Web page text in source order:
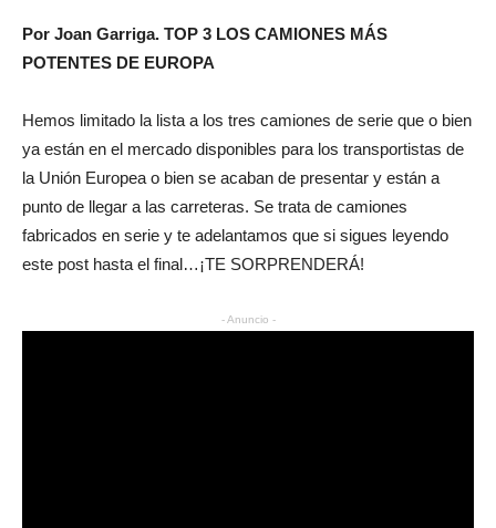
Por Joan Garriga. TOP 3 LOS CAMIONES MÁS
POTENTES DE EUROPA
Hemos limitado la lista a los tres camiones de serie que o bien
ya están en el mercado disponibles para los transportistas de
la Unión Europea o bien se acaban de presentar y están a
punto de llegar a las carreteras. Se trata de camiones
fabricados en serie y te adelantamos que si sigues leyendo
este post hasta el final…¡TE SORPRENDERÁ!
- Anuncio -